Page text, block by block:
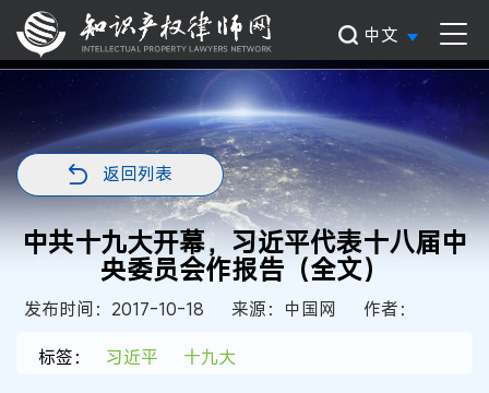
中文
返回列表
中共十九大开幕，习近平代表十八届中
央委员会作报告（全文）
发布时间：2017-10-18 来源：中国网
作者：
标签：
习近平 十九大